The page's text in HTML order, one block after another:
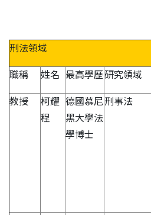
刑法領域
職稱 姓名 最高學歷研究領域
教授
柯耀
程
德國慕尼
黑大學法
學博士
刑事法